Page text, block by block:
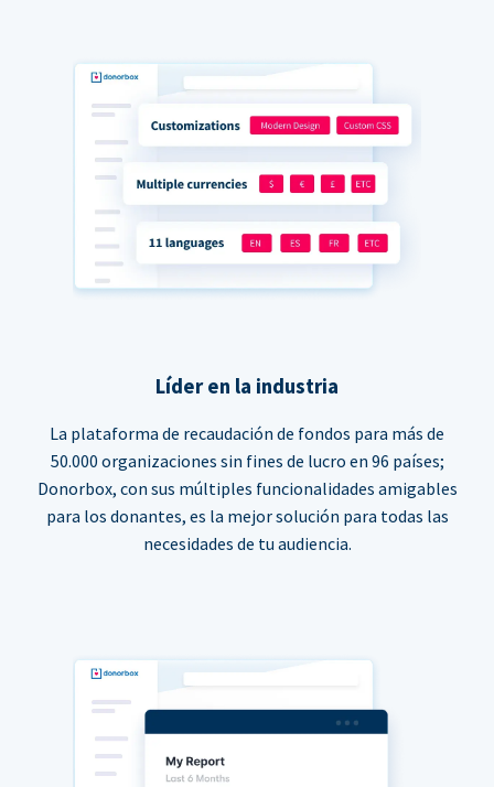
Líder en la industria
La plataforma de recaudación de fondos para más de
50.000 organizaciones sin fines de lucro en 96 países;
Donorbox, con sus múltiples funcionalidades amigables
para los donantes, es la mejor solución para todas las
necesidades de tu audiencia.